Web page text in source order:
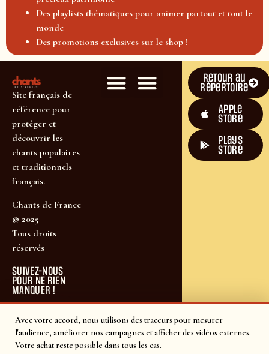
Avec votre accord, nous utilisons des traceurs pour mesurer
l'audience, améliorer nos campagnes et afficher des vidéos externes.
Votre achat reste possible dans tous les cas.
Des playlists thématiques pour animer partout et tout le
monde
Des promotions exclusives sur le shop !
Site français de
référence pour
protéger et
découvrir les
chants populaires
et traditionnels
français.
Chants de France
© 2025
Tous droits
réservés
SUIVEZ-NOUS
POUR NE RIEN
MANQUER !
Retour au
répertoire
Apple
Store
plays
store